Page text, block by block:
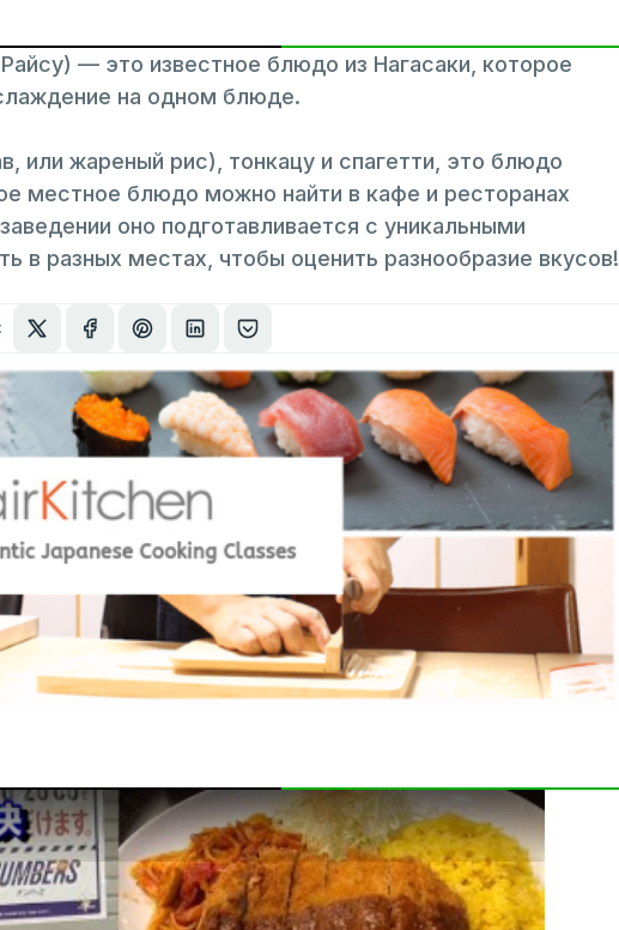
— это известное блюдо из Нагасаки, которое
на одном блюде.
или жареный рис), тонкацу и спагетти, это блюдо
местное блюдо можно найти в кафе и ресторанах
оно подготавливается с уникальными
в разных местах, чтобы оценить разнообразие вкусов!